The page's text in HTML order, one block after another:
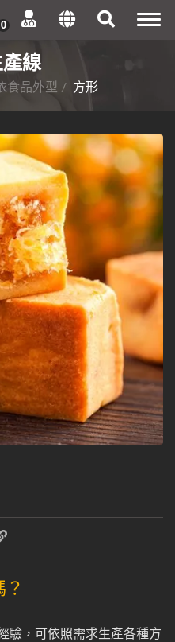
0
線
食品外型 / 方形
驗，可依照需求生產各種方